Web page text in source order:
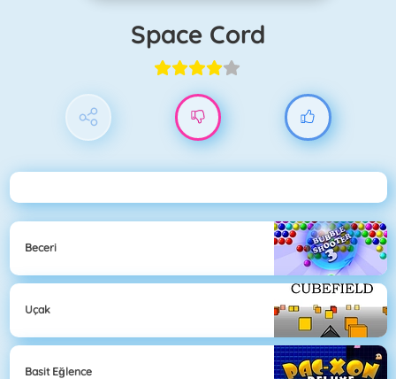
Space Cord
Beceri
Uçak
Basit Eğlence